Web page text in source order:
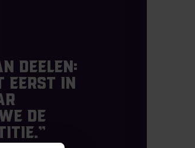
Deelen:
eerst in
de